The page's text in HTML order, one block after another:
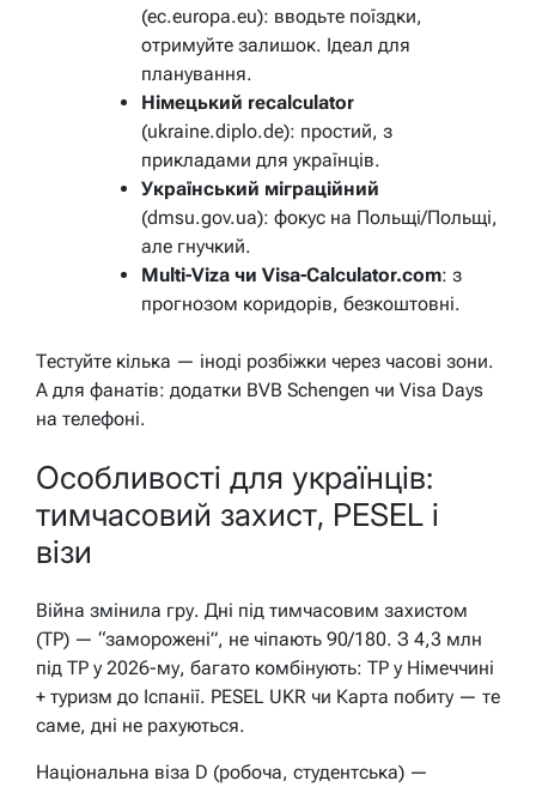
(ec.europa.eu): вводьте поїздки,
отримуйте залишок. Ідеал для
планування.
Німецький recalculator
(ukraine.diplo.de): простий, з
прикладами для українців.
Український міграційний
(dmsu.gov.ua): фокус на Польщі/Польщі,
але гнучкий.
Multi-Viza чи Visa-Calculator.com: з
прогнозом коридорів, безкоштовні.
Тестуйте кілька — іноді розбіжки через часові зони.
А для фанатів: додатки BVB Schengen чи Visa Days
на телефоні.
Особливості для українців:
тимчасовий захист, PESEL і
візи
Війна змінила гру. Дні під тимчасовим захистом
(TP) — “заморожені”, не чіпають 90/180. З 4,3 млн
під TP у 2026-му, багато комбінують: TP у Німеччині
+ туризм до Іспанії. PESEL UKR чи Карта побиту — те
саме, дні не рахуються.
Національна віза D (робоча, студентська) —